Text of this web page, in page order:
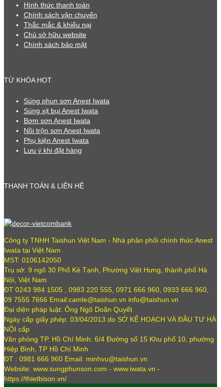
Hình thức thanh toán
Chính sách vận chuyển
Thắc mắc & khiếu nại
Chủ sở hữu website
Chính sách bảo mật
TỪ KHÓA HOT
Súng phun sơn Anest Iwata
Súng xịt bụi Anest Iwata
Bơm sơn Anest Iwata
Nồi trộn sơn Anest Iwata
Phụ kiện Anest Iwata
Lưu ý khi đặt hàng
THANH TOÁN & LIÊN HỆ
Công ty TNHH Taishun Việt Nam - Nhà phân phối chính thức Anest
Iwata tại Việt Nam
MST: 0106142050
Trụ sở: 9 ngõ 30 Phố Kẻ Tạnh, Phường Việt Hưng, thành phố Hà
Nội, Việt Nam
ĐT 0243 984 1505 , 0983 220 555, 0971 666 960, 0933 666 960,
09 7555 7666 Email:camle@taishun.vn info@taishun.vn
Đại diện pháp luật: Ông Ngô Doãn Quyết
Ngày cấp giấy phép: 03/04/2013 do SỞ KẾ HOẠCH VÀ ĐẦU TƯ HÀ
NỘI cấp
Văn phòng TP. Hồ Chí Minh: 6/4 Đường số 15 Khu phố 10, phường
Hiệp Bình, TP Hồ Chí Minh
ĐT : 0981 666 960 Email: minhvu@taishun.vn
Website: www.sungphunson.com - www.iwata.vn -
https://thietbison.vn/